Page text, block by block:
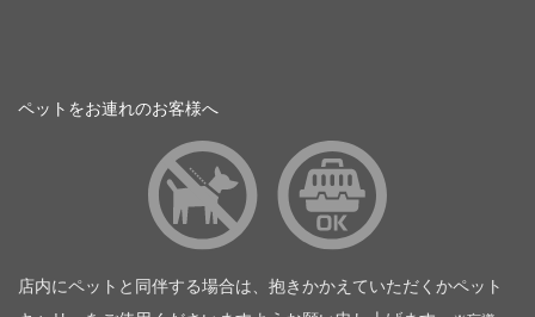
ペットをお連れのお客様へ
店内にペットと同伴する場合は、抱きかかえていただくかペット